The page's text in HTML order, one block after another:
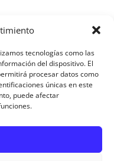
tecnologías como las
del dispositivo. El
procesar datos como
únicas en este
puede afectar
attente. Commentaire
Commentaire pour les